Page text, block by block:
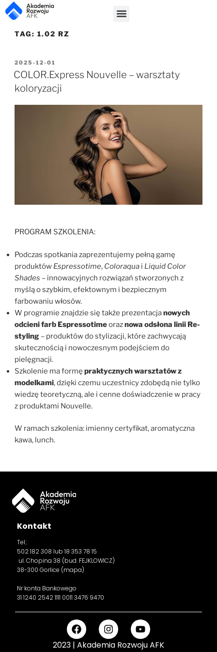
TAG: 1.02 RZ
2025-12-01
COLOR.Express Nouvelle – warsztaty
koloryzacji
PROGRAM SZKOLENIA:
Podczas spotkania zaprezentujemy pełną gamę
produktów Espressotime, Coloraqua i Liquid Color
Shades – innowacyjnych rozwiązań stworzonych z
myślą o szybkim, efektownym i bezpiecznym
farbowaniu włosów.
W programie znajdzie się także prezentacjanowych
odcieni farb Espressotimeoraznowa odsłona linii Re-
styling – produktów do stylizacji, które zachwycają
skutecznością i nowoczesnym podejściem do
pielęgnacji.
Szkolenie ma formę praktycznych warsztatów z
modelkami, dzięki czemu uczestnicy zdobędą nie tylko
wiedzę teoretyczną, ale i cenne doświadczenie w pracy
z produktami Nouvelle.
W ramach szkolenia: imienny certyfikat, aromatyczna
kawa, lunch.
Kontakt
Tel.:
502 182 308 lub 18 353 78 15
ul. Chopina 38 (bud. FEJKLOWICZ)
38-300 Gorlice (mapa)
Nr konta Bankowego
31 1240 2542 1111 0011 3476 9470
2023 | Akademia Rozwoju AFK